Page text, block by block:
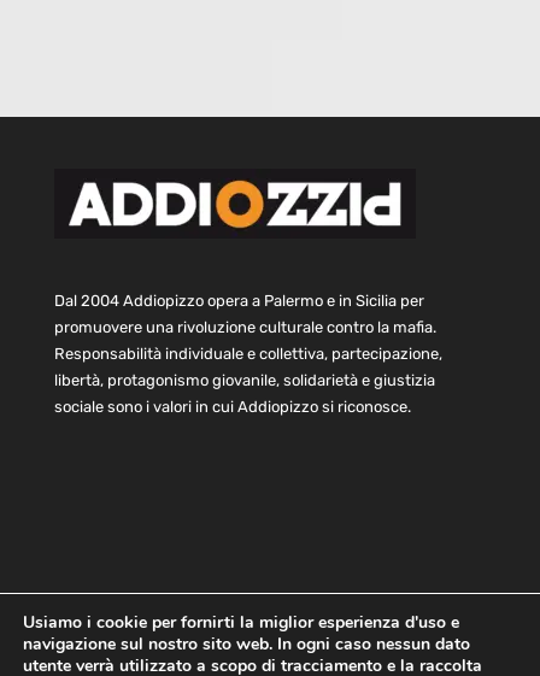
Dal 2004 Addiopizzo opera a Palermo e in Sicilia per
promuovere una rivoluzione culturale contro la mafia.
Responsabilità individuale e collettiva, partecipazione,
libertà, protagonismo giovanile, solidarietà e giustizia
sociale sono i valori in cui Addiopizzo si riconosce.
Home Statuto e bilancio
Contatti
Usiamo i cookie per fornirti la miglior esperienza d'uso e
navigazione sul nostro sito web. In ogni caso nessun dato
utente verrà utilizzato a scopo di tracciamento e la raccolta